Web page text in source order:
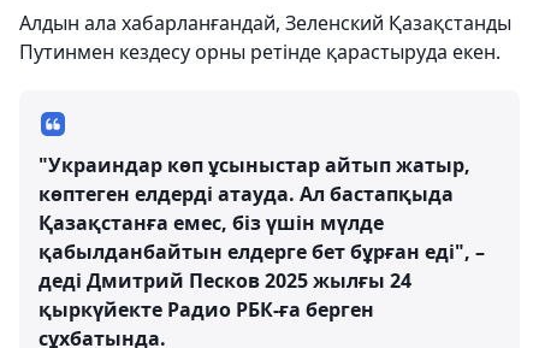
Алдын ала хабарланғандай, Зеленский Қазақстанды
Путинмен кездесу орны ретінде қарастыруда екен.
"Украиндар көп ұсыныстар айтып жатыр,
көптеген елдерді атауда. Ал бастапқыда
Қазақстанға емес, біз үшін мүлде
қабылданбайтын елдерге бет бұрған еді", –
деді Дмитрий Песков 2025 жылғы 24
қыркүйекте Радио РБК-ға берген
сұхбатында.